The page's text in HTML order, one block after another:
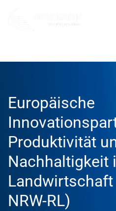
Europäische
Produktivität
Nachhaltigkeit
Landwirtschaft
NRW-RL)